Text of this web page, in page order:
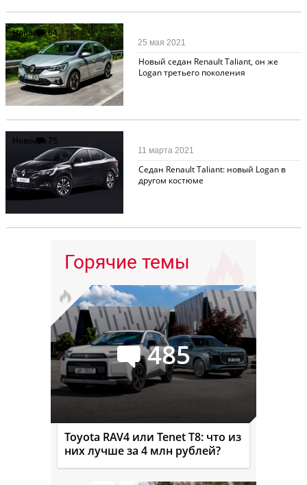
Новости64
Новый седан Renault Taliant, он же
Logan третьего поколения
25 мая 2021
Новости 75
Седан Renault Taliant: новый Logan в
другом костюме
11 марта 2021
Горячие темы
485
Toyota RAV4 или Tenet T8: что из
них лучше за 4 млн рублей?